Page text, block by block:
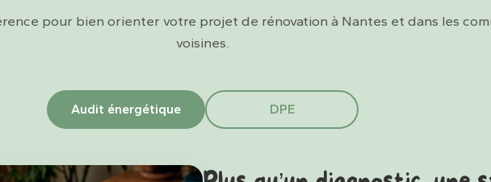
pour bien orienter votre projet de rénovation à Nantes et dans les
voisines.
Audit énergétique DPE